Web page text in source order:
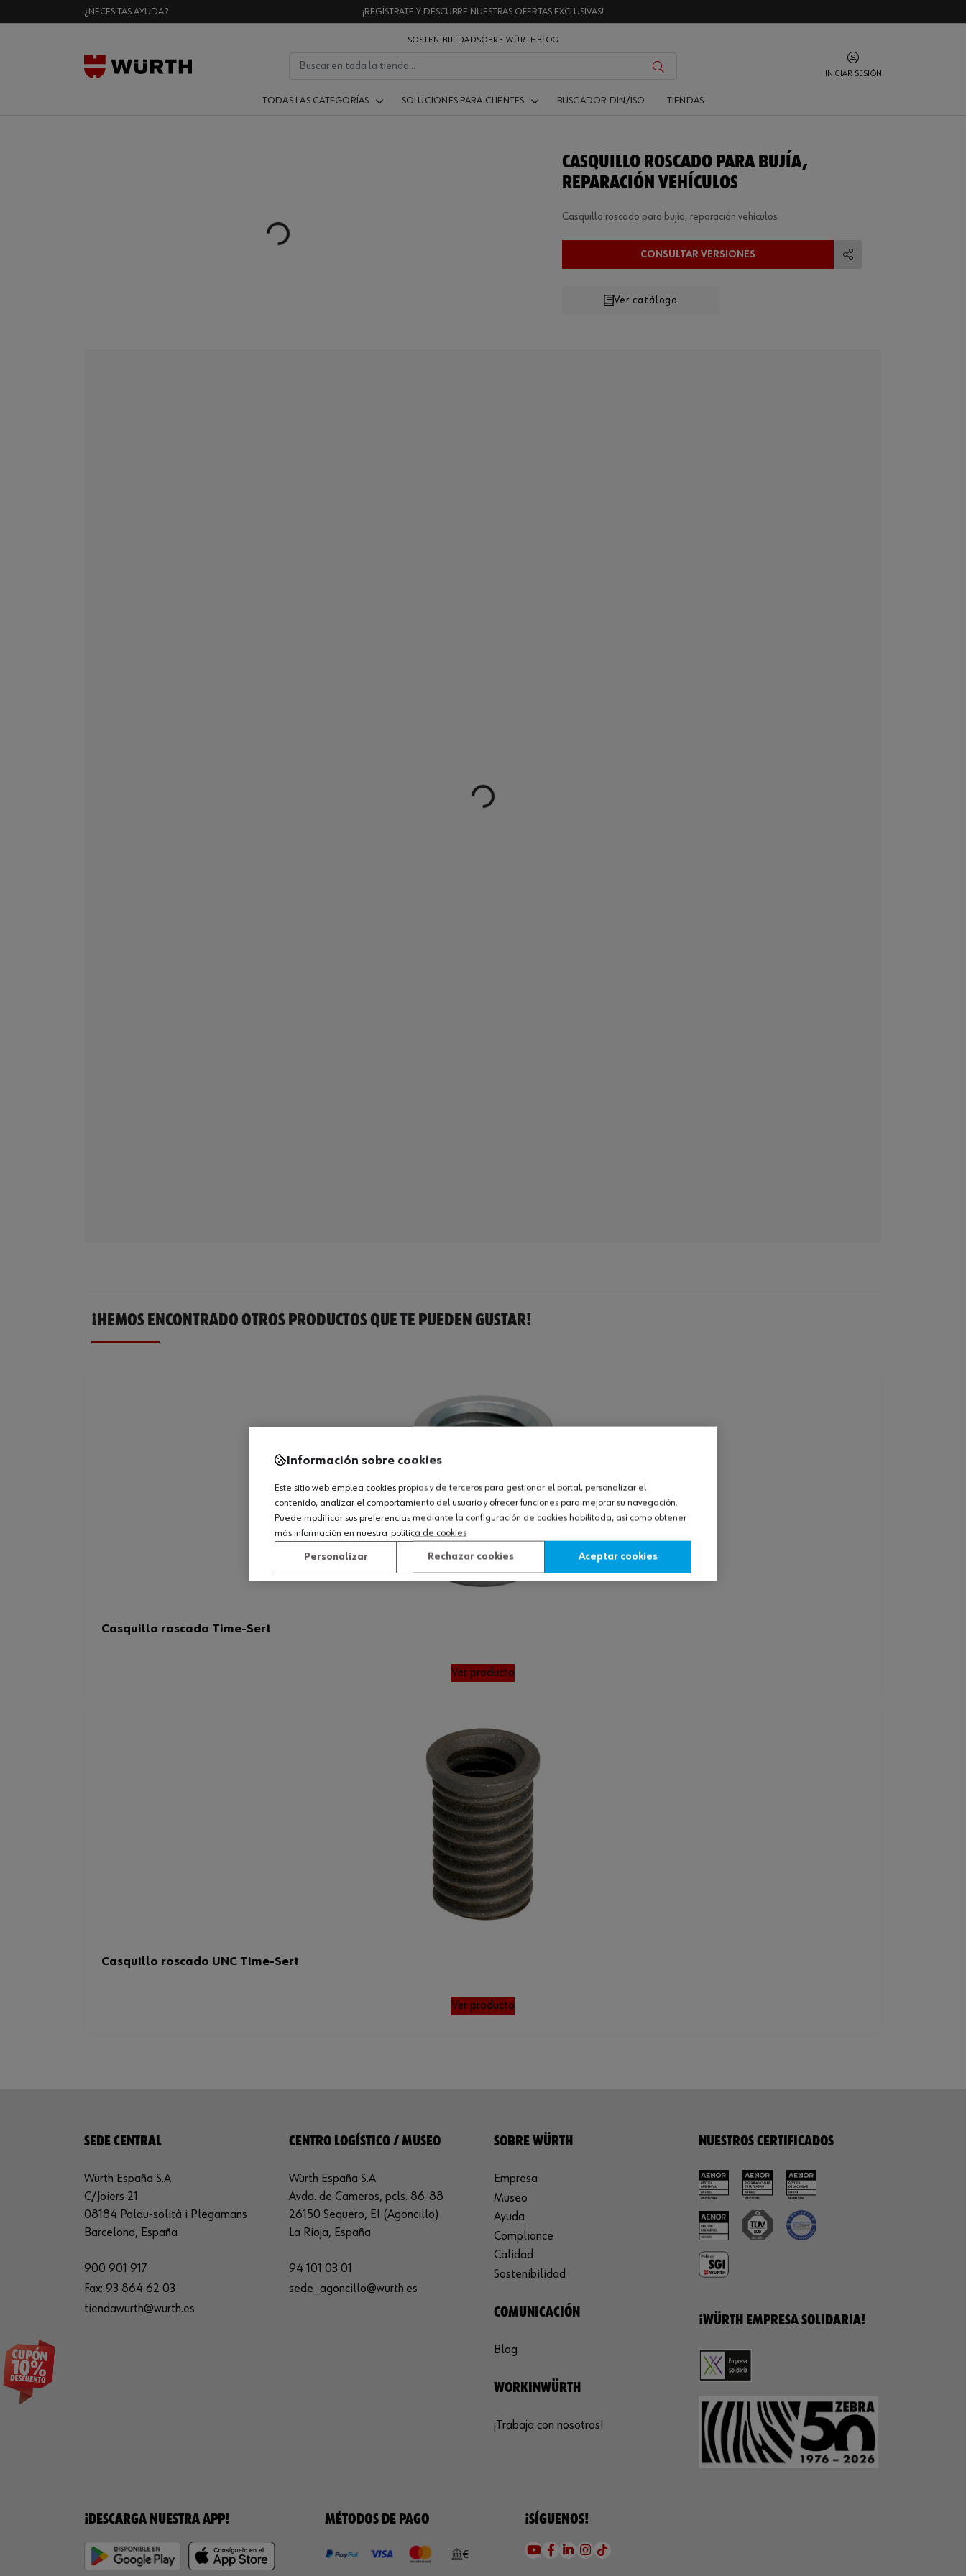
¿NECESITAS AYUDA? ¡REGÍSTRATE Y DESCUBRE NUESTRAS OFERTAS EXCLUSIVAS!
SOSTENIBILIDADSOBRE WÜRTH BLOG
INICIAR SESIÓN
TODAS LAS CATEGORÍAS SOLUCIONES PARA CLIENTES BUSCADOR DIN/ISO TIENDAS
Loading...
CASQUILLO ROSCADO PARA BUJÍA,
REPARACIÓN VEHÍCULOS
Casquillo roscado para bujía, reparación vehículos
CONSULTAR VERSIONES
Compartir
Ver catálogo
¡HEMOS ENCONTRADO OTROS PRODUCTOS QUE TE PUEDEN GUSTAR!
Casquillo roscado Time-Sert
Ver producto
Casquillo roscado UNC Time-Sert
Ver producto
SEDE CENTRAL
Würth España S.A
C/Joiers 21
08184 Palau-solità i Plegamans
Barcelona, España
900 901 917
Fax: 93 864 62 03
tiendawurth@wurth.es
CENTRO LOGÍSTICO / MUSEO
Würth España S.A
Avda. de Cameros, pcls. 86-88
26150 Sequero, El (Agoncillo)
La Rioja, España
94 101 03 01
sede_agoncillo@wurth.es
SOBRE WÜRTH
Empresa
Museo
Ayuda
Compliance
Calidad
Sostenibilidad
COMUNICACIÓN
Blog
WORKINWÜRTH
¡Trabaja con nosotros!
NUESTROS CERTIFICADOS
¡WÜRTH EMPRESA SOLIDARIA!
¡DESCARGA NUESTRA APP! MÉTODOS DE PAGO ¡SÍGUENOS!
Información sobre cookies
Este sitio web emplea cookies propias y de terceros para gestionar el portal, personalizar el
contenido, analizar el comportamiento del usuario y ofrecer funciones para mejorar su navegación.
Puede modificar sus preferencias mediante la configuración de cookies habilitada, así como obtener
más información en nuestra política de cookies
Personalizar Rechazar cookies Aceptar cookies